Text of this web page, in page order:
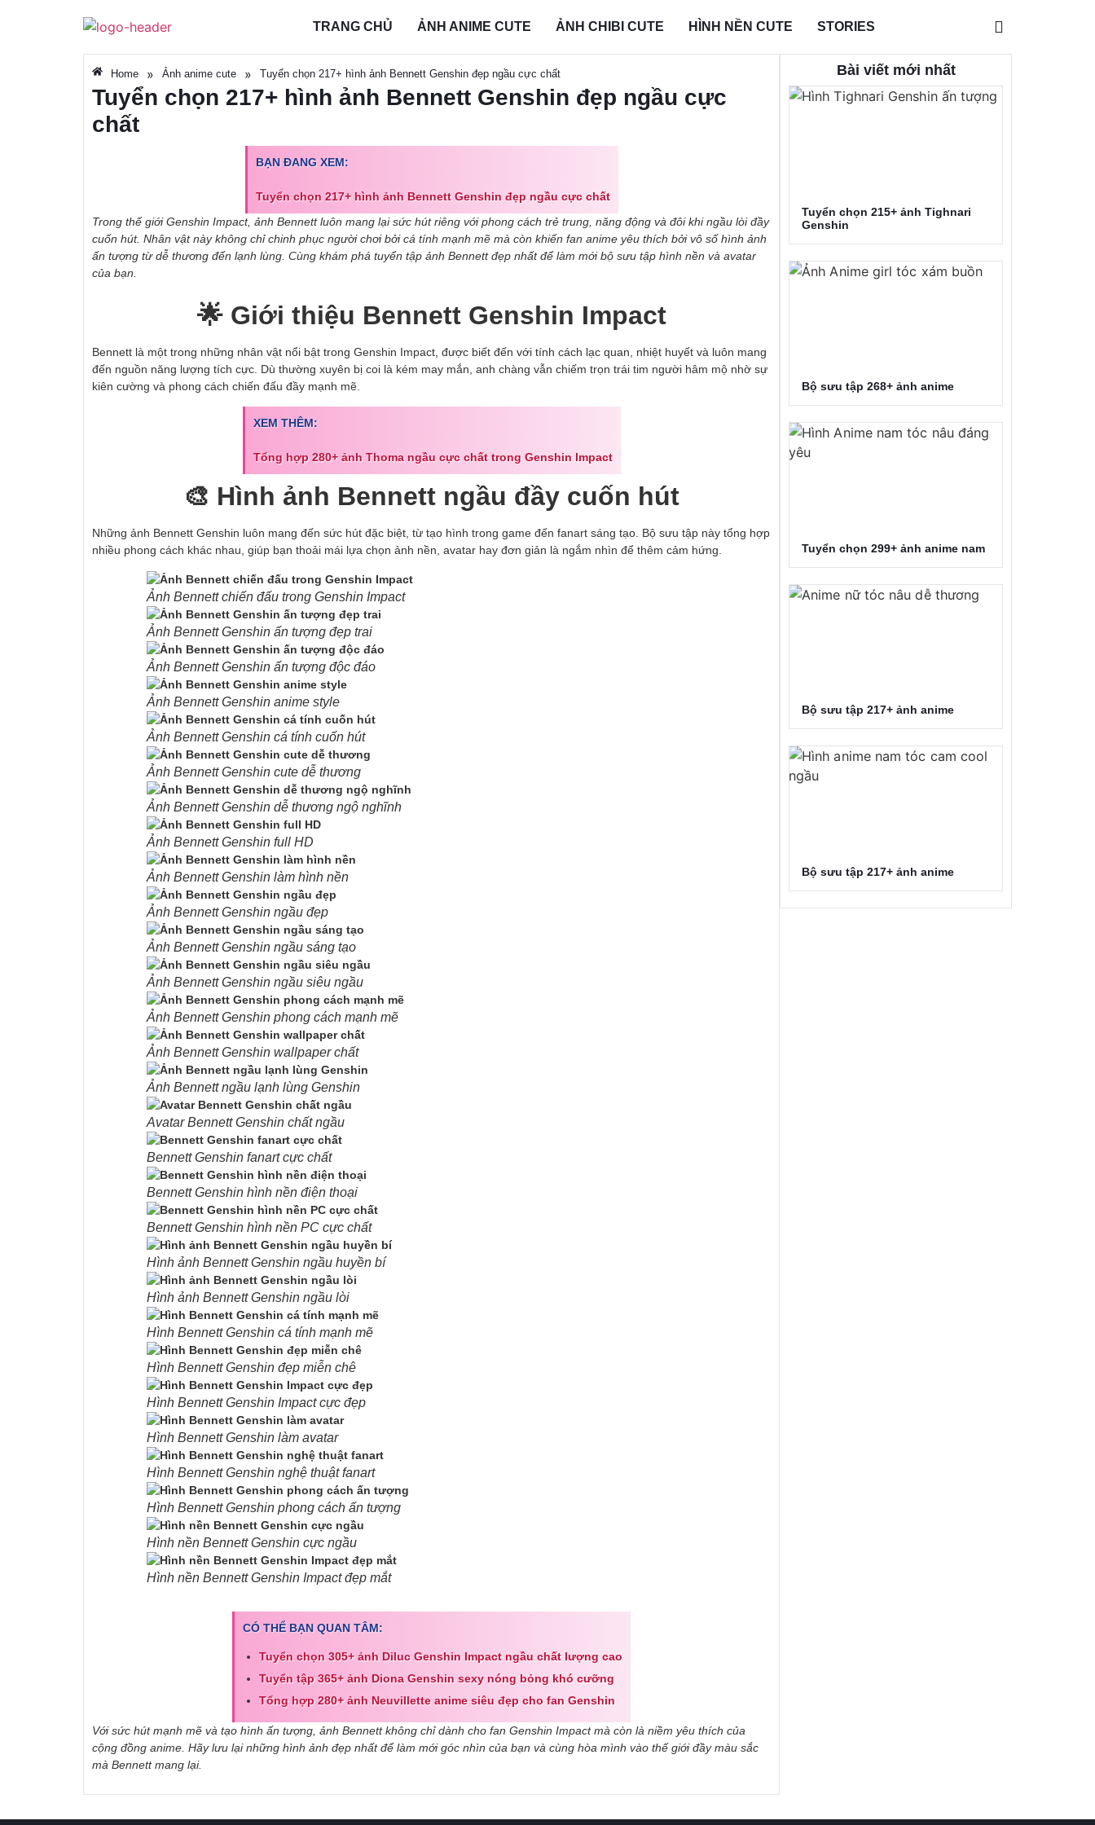
TRANG CHỦ ẢNH ANIME CUTE ẢNH CHIBI CUTE HÌNH NỀN CUTE STORIES
Home » Ảnh anime cute » Tuyển chọn 217+ hình ảnh Bennett Genshin đẹp ngầu cực chất
Tuyển chọn 217+ hình ảnh Bennett Genshin đẹp ngầu cực
chất
BẠN ĐANG XEM:
Tuyển chọn 217+ hình ảnh Bennett Genshin đẹp ngầu cực chất
Trong thế giới Genshin Impact, ảnh Bennett luôn mang lại sức hút riêng với phong cách trẻ trung, năng động và đôi khi ngầu lòi đầy
cuốn hút. Nhân vật này không chỉ chinh phục người chơi bởi cá tính mạnh mẽ mà còn khiến fan anime yêu thích bởi vô số hình ảnh
ấn tượng từ dễ thương đến lạnh lùng. Cùng khám phá tuyển tập ảnh Bennett đẹp nhất để làm mới bộ sưu tập hình nền và avatar
của bạn.
🌟 Giới thiệu Bennett Genshin Impact
Bennett là một trong những nhân vật nổi bật trong Genshin Impact, được biết đến với tính cách lạc quan, nhiệt huyết và luôn mang
đến nguồn năng lượng tích cực. Dù thường xuyên bị coi là kém may mắn, anh chàng vẫn chiếm trọn trái tim người hâm mộ nhờ sự
kiên cường và phong cách chiến đấu đầy mạnh mẽ.
XEM THÊM:
Tổng hợp 280+ ảnh Thoma ngầu cực chất trong Genshin Impact
🎨 Hình ảnh Bennett ngầu đầy cuốn hút
Những ảnh Bennett Genshin luôn mang đến sức hút đặc biệt, từ tạo hình trong game đến fanart sáng tạo. Bộ sưu tập này tổng hợp
nhiều phong cách khác nhau, giúp bạn thoải mái lựa chọn ảnh nền, avatar hay đơn giản là ngắm nhìn để thêm cảm hứng.
Ảnh Bennett chiến đấu trong Genshin Impact
Ảnh Bennett Genshin ấn tượng đẹp trai
Ảnh Bennett Genshin ấn tượng độc đáo
Ảnh Bennett Genshin anime style
Ảnh Bennett Genshin cá tính cuốn hút
Ảnh Bennett Genshin cute dễ thương
Ảnh Bennett Genshin dễ thương ngộ nghĩnh
Ảnh Bennett Genshin full HD
Ảnh Bennett Genshin làm hình nền
Ảnh Bennett Genshin ngầu đẹp
Ảnh Bennett Genshin ngầu sáng tạo
Ảnh Bennett Genshin ngầu siêu ngầu
Ảnh Bennett Genshin phong cách mạnh mẽ
Ảnh Bennett Genshin wallpaper chất
Ảnh Bennett ngầu lạnh lùng Genshin
Avatar Bennett Genshin chất ngầu
Bennett Genshin fanart cực chất
Bennett Genshin hình nền điện thoại
Bennett Genshin hình nền PC cực chất
Hình ảnh Bennett Genshin ngầu huyền bí
Hình ảnh Bennett Genshin ngầu lòi
Hình Bennett Genshin cá tính mạnh mẽ
Hình Bennett Genshin đẹp miễn chê
Hình Bennett Genshin Impact cực đẹp
Hình Bennett Genshin làm avatar
Hình Bennett Genshin nghệ thuật fanart
Hình Bennett Genshin phong cách ấn tượng
Hình nền Bennett Genshin cực ngầu
Hình nền Bennett Genshin Impact đẹp mắt
CÓ THỂ BẠN QUAN TÂM:
Tuyển chọn 305+ ảnh Diluc Genshin Impact ngầu chất lượng cao
Tuyển tập 365+ ảnh Diona Genshin sexy nóng bỏng khó cưỡng
Tổng hợp 280+ ảnh Neuvillette anime siêu đẹp cho fan Genshin
Với sức hút mạnh mẽ và tạo hình ấn tượng, ảnh Bennett không chỉ dành cho fan Genshin Impact mà còn là niềm yêu thích của
cộng đồng anime. Hãy lưu lại những hình ảnh đẹp nhất để làm mới góc nhìn của bạn và cùng hòa mình vào thế giới đầy màu sắc
mà Bennett mang lại.
Bài viết mới nhất
Tuyển chọn 215+ ảnh Tighnari
Genshin
Bộ sưu tập 268+ ảnh anime
Tuyển chọn 299+ ảnh anime nam
Bộ sưu tập 217+ ảnh anime
Bộ sưu tập 217+ ảnh anime